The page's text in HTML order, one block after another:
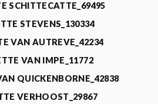
SCHITTECATTE_69495
STEVENS_130334
VAN AUTREVE_42234
VAN IMPE_11772
QUICKENBORNE_42838
VERHOOST_29867